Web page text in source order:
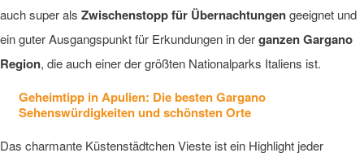
auch super als Zwischenstopp für Übernachtungengeeignet und
ein guter Ausgangspunkt für Erkundungen in derganzen Gargano
Region, die auch einer der größten Nationalparks Italiens ist.
Geheimtipp in Apulien: Die besten Gargano
Sehenswürdigkeiten und schönsten Orte
Das charmante Küstenstädtchen Vieste ist ein Highlight jeder